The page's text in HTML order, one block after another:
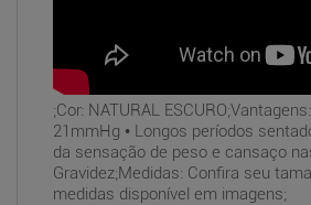
;Cor: NATURAL
21mmHg • Longos períodos
da sensação de peso e cansaço
Gravidez;Medidas: Confira seu
medidas disponível em imagens;